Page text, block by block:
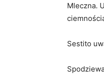
Mleczna.
Sestito